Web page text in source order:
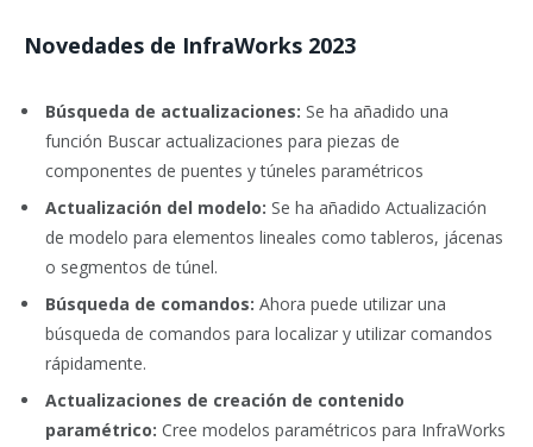
Novedades de InfraWorks 2023
Búsqueda de actualizaciones: Se ha añadido una
función Buscar actualizaciones para piezas de
componentes de puentes y túneles paramétricos
Actualización del modelo: Se ha añadido Actualización
de modelo para elementos lineales como tableros, jácenas
o segmentos de túnel.
Búsqueda de comandos: Ahora puede utilizar una
búsqueda de comandos para localizar y utilizar comandos
rápidamente.
Actualizaciones de creación de contenido
paramétrico: Cree modelos paramétricos para InfraWorks